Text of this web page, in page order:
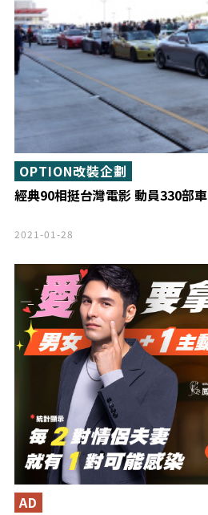
經典90相挺台灣電影 動員330部車
OPTION改裝企劃
2021-01-28
AD